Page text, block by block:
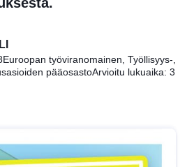
Euroopan työviranomainen, Työllisyys-,
pääosastoArvioitu lukuaika: 3